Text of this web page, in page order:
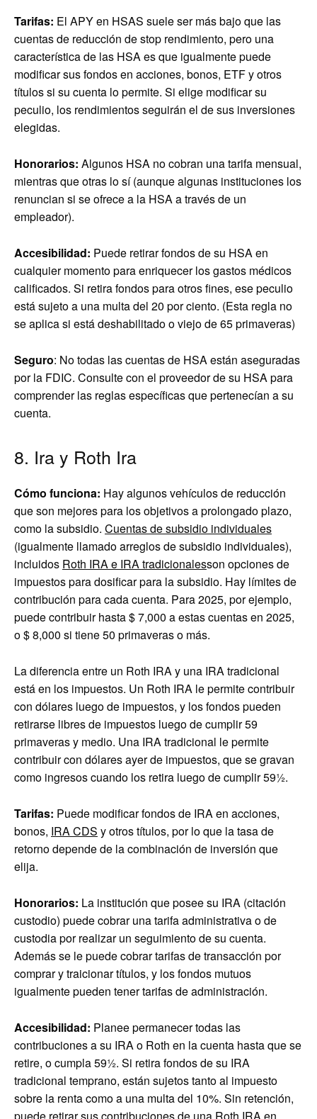
Tarifas: El APY en HSAS suele ser más bajo que las
cuentas de reducción de stop rendimiento, pero una
característica de las HSA es que igualmente puede
modificar sus fondos en acciones, bonos, ETF y otros
títulos si su cuenta lo permite. Si elige modificar su
peculio, los rendimientos seguirán el de sus inversiones
elegidas.
Honorarios: Algunos HSA no cobran una tarifa mensual,
mientras que otras lo sí (aunque algunas instituciones los
renuncian si se ofrece a la HSA a través de un
empleador).
Accesibilidad: Puede retirar fondos de su HSA en
cualquier momento para enriquecer los gastos médicos
calificados. Si retira fondos para otros fines, ese peculio
está sujeto a una multa del 20 por ciento. (Esta regla no
se aplica si está deshabilitado o viejo de 65 primaveras)
Seguro: No todas las cuentas de HSA están aseguradas
por la FDIC. Consulte con el proveedor de su HSA para
comprender las reglas específicas que pertenecían a su
cuenta.
8. Ira y Roth Ira
Cómo funciona: Hay algunos vehículos de reducción
que son mejores para los objetivos a prolongado plazo,
como la subsidio. Cuentas de subsidio individuales
(igualmente llamado arreglos de subsidio individuales),
incluidos Roth IRA e IRA tradicionalesson opciones de
impuestos para dosificar para la subsidio. Hay límites de
contribución para cada cuenta. Para 2025, por ejemplo,
puede contribuir hasta $ 7,000 a estas cuentas en 2025,
o $ 8,000 si tiene 50 primaveras o más.
La diferencia entre un Roth IRA y una IRA tradicional
está en los impuestos. Un Roth IRA le permite contribuir
con dólares luego de impuestos, y los fondos pueden
retirarse libres de impuestos luego de cumplir 59
primaveras y medio. Una IRA tradicional le permite
contribuir con dólares ayer de impuestos, que se gravan
como ingresos cuando los retira luego de cumplir 59½.
Tarifas: Puede modificar fondos de IRA en acciones,
bonos, IRA CDS y otros títulos, por lo que la tasa de
retorno depende de la combinación de inversión que
elija.
Honorarios: La institución que posee su IRA (citación
custodio) puede cobrar una tarifa administrativa o de
custodia por realizar un seguimiento de su cuenta.
Además se le puede cobrar tarifas de transacción por
comprar y traicionar títulos, y los fondos mutuos
igualmente pueden tener tarifas de administración.
Accesibilidad: Planee permanecer todas las
contribuciones a su IRA o Roth en la cuenta hasta que se
retire, o cumpla 59½. Si retira fondos de su IRA
tradicional temprano, están sujetos tanto al impuesto
sobre la renta como a una multa del 10%. Sin retención,